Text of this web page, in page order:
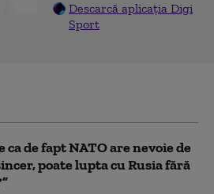
Descarcă aplicația Digi
Sport
de fapt NATO are nevoie de
poate lupta cu Rusia fără